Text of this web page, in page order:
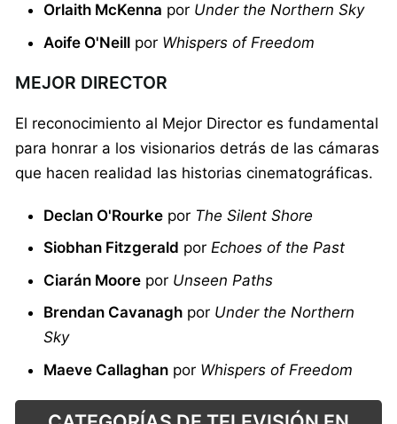
Orlaith McKenna por Under the Northern Sky
Aoife O'Neill por Whispers of Freedom
MEJOR DIRECTOR
El reconocimiento al Mejor Director es fundamental
para honrar a los visionarios detrás de las cámaras
que hacen realidad las historias cinematográficas.
Declan O'Rourke por The Silent Shore
Siobhan Fitzgerald por Echoes of the Past
Ciarán Moore por Unseen Paths
Brendan Cavanagh por Under the Northern
Sky
Maeve Callaghan por Whispers of Freedom